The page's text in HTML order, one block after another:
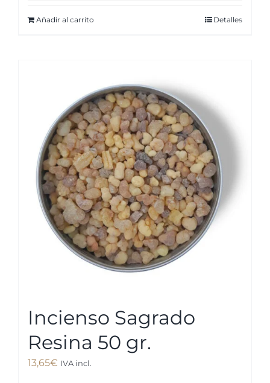
Añadir al carrito Detalles
Incienso Sagrado
Resina 50 gr.
13,65€ IVA incl.